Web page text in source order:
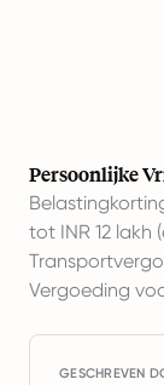
Persoonlijke
tot INR 12 lakh
Vergoeding
GESCHREVEN